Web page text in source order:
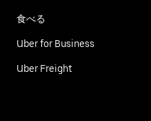
食べる
Uber for Business
Uber Freight